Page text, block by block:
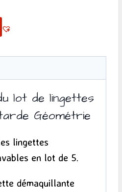
lot de lingettes
Géométrie
lingettes
en lot de 5.
démaquillante